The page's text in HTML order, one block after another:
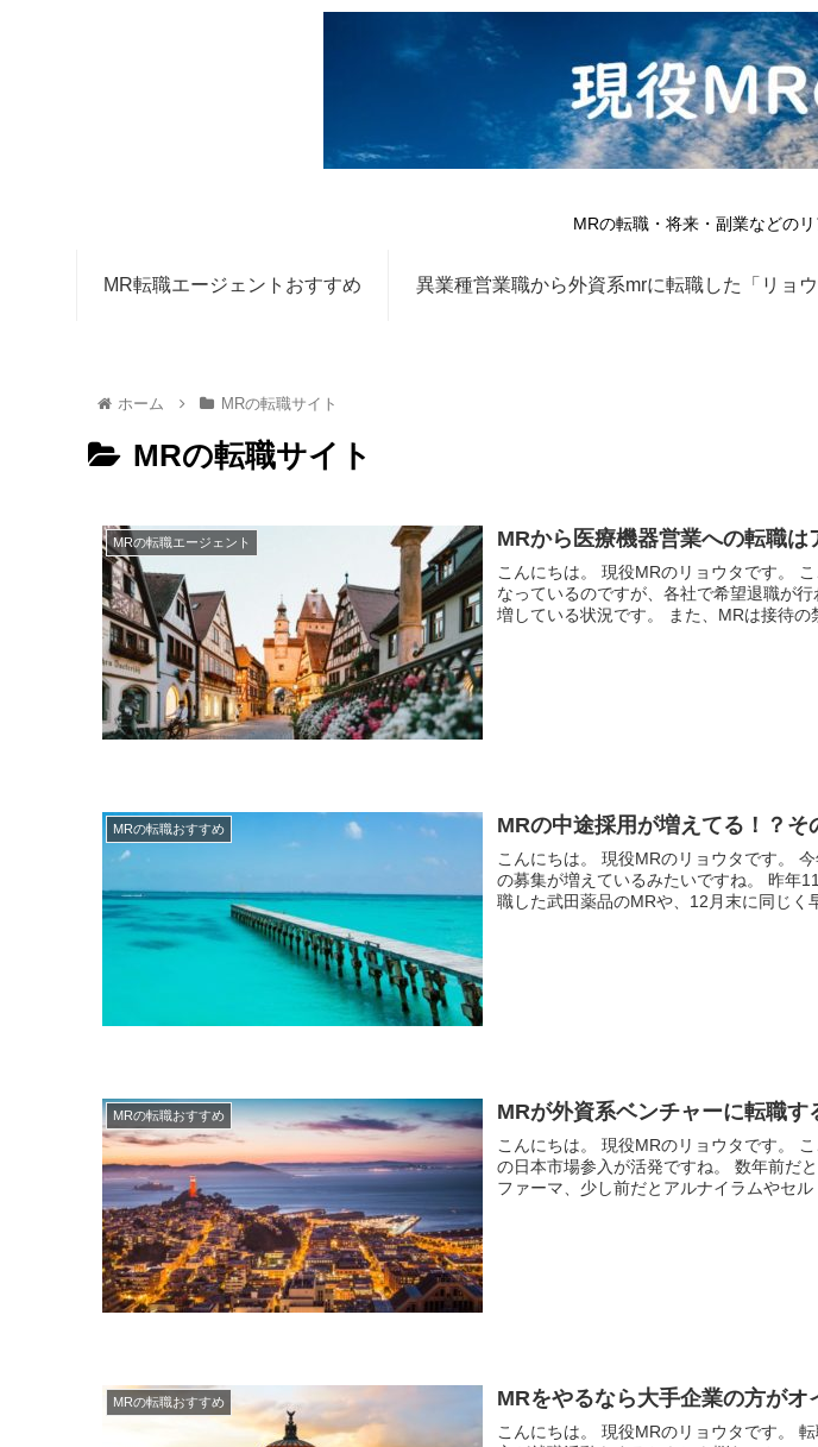
MRの転職・将来・副業などの
MR転職エージェントおすすめ 異業種営業職から外資系mrに転職した「リョ
ホーム MRの転職サイト
MRの転職サイト
MRの転職エージェント MRから医療機器営業への転職は
こんにちは。 現役MRのリョウタです。 ここ数年MRの募集が少なく
なっているのですが、各社で希望退職が
増している状況です。 また、
MRの転職おすすめ MRの中途採用が増えてる！？そ
こんにちは。 現役MRのリョウタです。 今年に入ってMRの中途採用
の募集が増えているみたいですね。 昨年11月末に早期退職で一斉に退
職した武田薬品のMRや、12月末に同じく
MRの転職おすすめ MRが外資系ベンチャーに転職す
こんにちは。 現役MRのリョウタです。 ここ数年は外資系ベンチャー
の日本市場参入が活発ですね。 数年前だと、ギリアド、バイオマリン
ファーマ、少し前だとアルナイラムやセル
MRの転職おすすめ MRをやるなら大手企業の方がオ
こんにちは。 現役MRのリョウタです。 転職をするときにも、学生の